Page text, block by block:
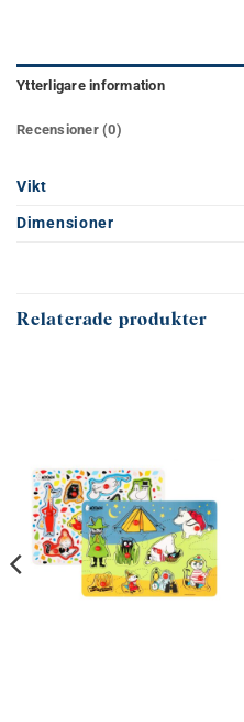
Ytterligare information
Recensioner (0)
Vikt
Dimensioner
Relaterade produkter